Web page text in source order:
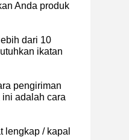
Anda produk
dari 10
ikatan
pengiriman
adalah cara
lengkap / kapal